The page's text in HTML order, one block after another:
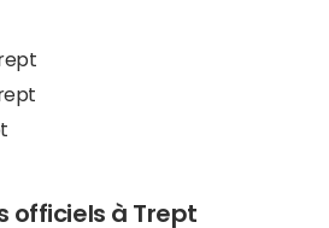
officiels à Trept